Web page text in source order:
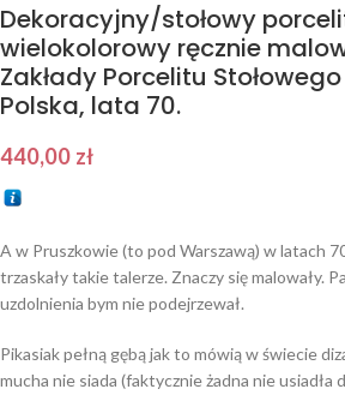
Dekoracyjny/stołowy
wielokolorowy ręcznie
Zakłady Porcelitu
Polska, lata 70.
440,00 zł
A w Pruszkowie (to pod Warszawą) w latach
trzaskały takie talerze. Znaczy się malowały.
uzdolnienia bym nie podejrzewał.
Pikasiak pełną gębą jak to mówią w świecie
mucha nie siada (faktycznie żadna nie usiadła